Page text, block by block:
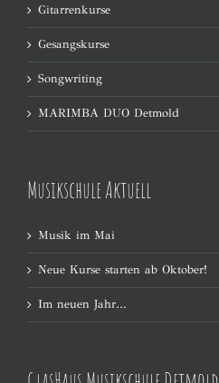
Gitarrenkurse
Gesangskurse
Songwriting
MARIMBA DUO Detmold
Musikschule Aktuell
Musik im Mai
Neue Kurse starten ab Oktober!
Im neuen Jahr…